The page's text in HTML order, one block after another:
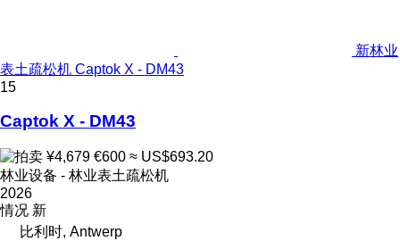
新林业
表土疏松机 Captok X - DM43
15
Captok X - DM43
¥4,679 €600 ≈ US$693.20
林业设备 - 林业表土疏松机
2026
情况 新
比利时, Antwerp